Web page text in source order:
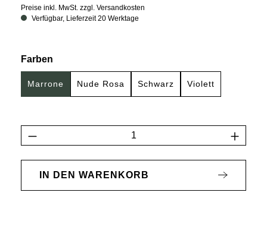
Preise inkl. MwSt. zzgl. Versandkosten
Verfügbar, Lieferzeit 20 Werktage
Farben
Marrone Nude Rosa Schwarz Violett
Produkt Anzahl: Gib den gewünschten
IN DEN WARENKORB